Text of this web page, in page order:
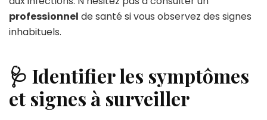
professionnel de santé si vous observez des signes
inhabituels.
🩺 Identifier les symptômes
et signes à surveiller